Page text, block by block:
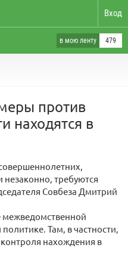
Вход
в мою ленту 479
против
находятся в
незаконно, требуются
Совбеза Дмитрий
межведомственной
Там, в частности,
нахождения в